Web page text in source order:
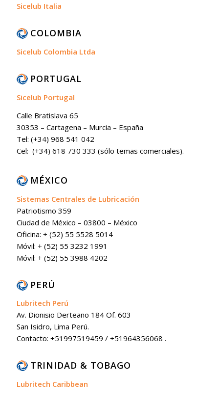
Sicelub Italia
COLOMBIA
Sicelub Colombia Ltda
PORTUGAL
Sicelub Portugal
Calle Bratislava 65
30353 – Cartagena – Murcia – España
Tel: (+34) 968 541 042
Cel: (+34) 618 730 333 (sólo temas comerciales).
MÉXICO
Sistemas Centrales de Lubricación
Patriotismo 359
Ciudad de México – 03800 – México
Oficina: + (52) 55 5528 5014
Móvil: + (52) 55 3232 1991
Móvil: + (52) 55 3988 4202
PERÚ
Lubritech Perú
Av. Dionisio Derteano 184 Of. 603
San Isidro, Lima Perú.
Contacto: +51997519459 / +51964356068 .
TRINIDAD & TOBAGO
Lubritech Caribbean